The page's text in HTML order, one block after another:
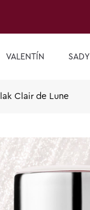
VALENTÍN SADY
Clair de Lune